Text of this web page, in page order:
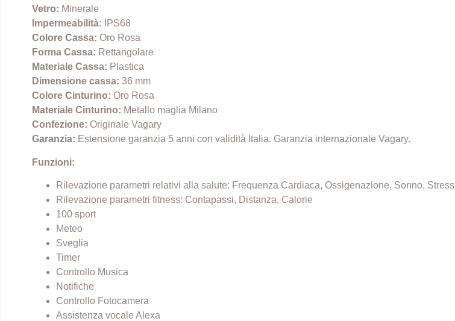
Vetro: Minerale
Impermeabilità: IPS68
Colore Cassa: Oro Rosa
Forma Cassa: Rettangolare
Materiale Cassa: Plastica
Dimensione cassa: 36 mm
Colore Cinturino: Oro Rosa
Materiale Cinturino: Metallo maglia Milano
Confezione: Originale Vagary
Garanzia: Estensione garanzia 5 anni con validità Italia. Garanzia internazionale Vagary.
Funzioni:
Rilevazione parametri relativi alla salute: Frequenza Cardiaca, Ossigenazione, Sonno, Stress
Rilevazione parametri fitness: Contapassi, Distanza, Calorie
100 sport
Meteo
Sveglia
Timer
Controllo Musica
Notifiche
Controllo Fotocamera
Assistenza vocale Alexa